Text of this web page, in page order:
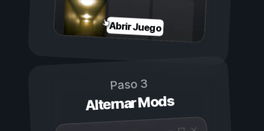
Abrir Juego
Paso 3
Alternar Mods